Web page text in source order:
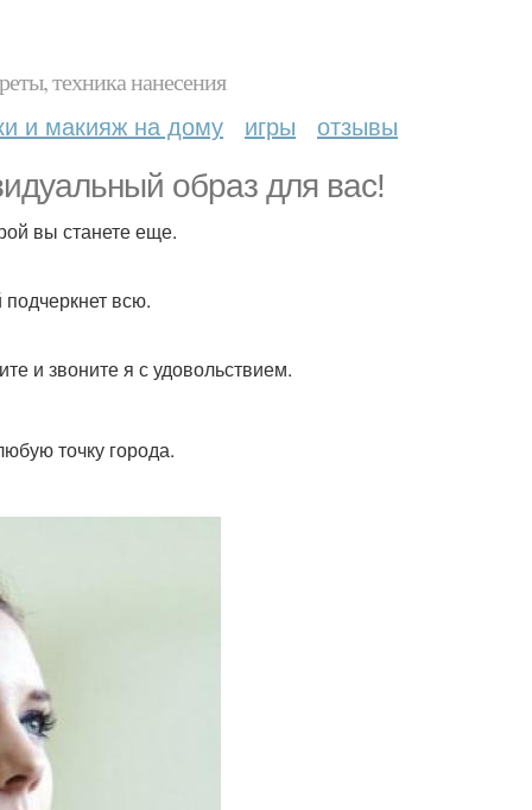
техника нанесения
и макияж на дому игры отзывы
образ для вас!
вы станете еще.
всю.
и звоните я с удовольствием.
точку города.